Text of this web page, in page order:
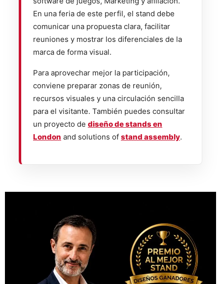
En una feria de este perfil, el stand debe
comunicar una propuesta clara, facilitar
reuniones y mostrar los diferenciales de la
marca de forma visual.
Para aprovechar mejor la participación,
conviene preparar zonas de reunión,
recursos visuales y una circulación sencilla
para el visitante. También puedes consultar
un proyecto de diseño de stands en
London and solutions of stand assembly.